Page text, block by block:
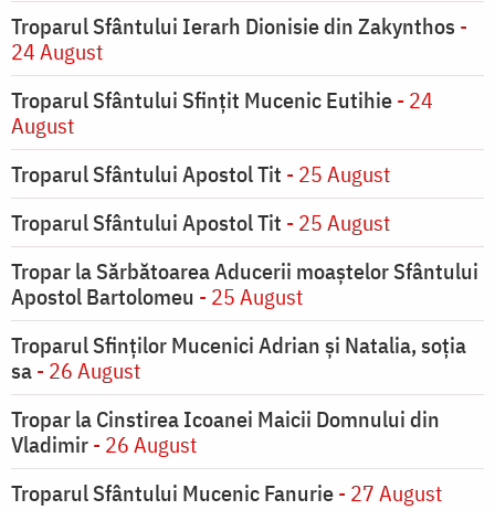
Troparul Sfântului Ierarh Dionisie din Zakynthos -
24 August
Troparul Sfântului Sfinţit Mucenic Eutihie- 24
August
Troparul Sfântului Apostol Tit - 25 August
Troparul Sfântului Apostol Tit - 25 August
Tropar la Sărbătoarea Aducerii moaştelor Sfântului
Apostol Bartolomeu - 25 August
Troparul Sfinţilor Mucenici Adrian şi Natalia, soţia
sa- 26 August
Tropar la Cinstirea Icoanei Maicii Domnului din
Vladimir- 26 August
Troparul Sfântului Mucenic Fanurie- 27 August